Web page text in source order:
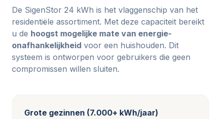
De SigenStor 24 kWh is het vlaggenschip van het
residentiële assortiment. Met deze capaciteit bereikt
u de hoogst mogelijke mate van energie-
onafhankelijkheid voor een huishouden. Dit
systeem is ontworpen voor gebruikers die geen
compromissen willen sluiten.
Grote gezinnen (7.000+ kWh/jaar)